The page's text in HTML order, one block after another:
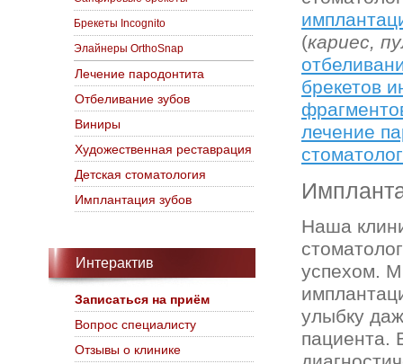
(кариес,
брекетов
лечение
Наша
успехом.
улыбку
пациента.
Брекеты Incognito
Элайнеры OrthoSnap
Лечение пародонтита
Отбеливание зубов
Виниры
Художественная реставрация
Детская стоматология
Имплантация зубов
Интерактив
Записаться на приём
Вопрос специалисту
Отзывы о клинике